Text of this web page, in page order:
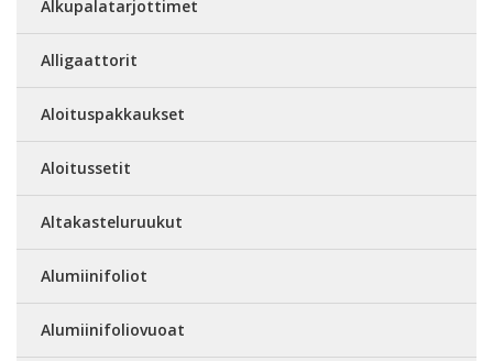
Alkupalatarjottimet
Alligaattorit
Aloituspakkaukset
Aloitussetit
Altakasteluruukut
Alumiinifoliot
Alumiinifoliovuoat